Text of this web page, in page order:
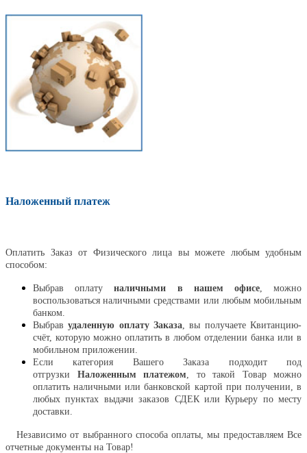
Наложенный платеж
Оплатить Заказ от Физического лица вы можете любым удобным
способом:
Выбрав оплатуналичными в нашем офисе, можно
воспользоваться наличными средствами или любым мобильным
банком.
Выбравудаленную оплату Заказа , вы получаете Квитанцию-
счёт, которую можно оплатить в любом отделении банка или в
мобильном приложении.
Если категория Вашего Заказа подходит под
отгрузки Наложенным платежом , то такой Товар можно
оплатить наличными или банковской картой при получении, в
любых пунктах выдачи заказов СДЕК или Курьеру по месту
доставки.
Независимо от выбранного способа оплаты, мы предоставляем Все
отчетные документы на Товар!